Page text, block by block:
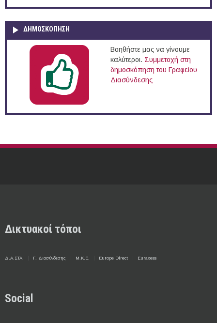
ΔΗΜΟΣΚΌΠΗΣΗ
Βοηθήστε μας να γίνουμε
καλύτεροι. Συμμετοχή στη
δημοσκόπηση του Γραφείου
Διασύνδεσης
Δικτυακοί τόποι
Δ.Α.ΣΤΑ. Γ. Διασύνδεσης Μ.Κ.Ε. Europe Direct Euraxess
Social